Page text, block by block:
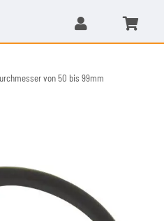
von 50 bis 99mm